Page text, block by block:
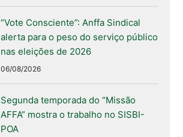
“Vote Consciente”: Anffa Sindical
alerta para o peso do serviço público
nas eleições de 2026
06/08/2026
Segunda temporada do “Missão
AFFA” mostra o trabalho no SISBI-
POA